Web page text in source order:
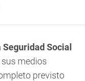
Social
medios
previsto